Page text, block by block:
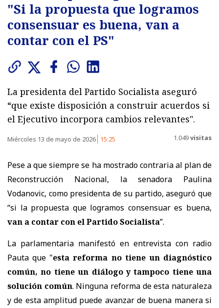
"Si la propuesta que logramos
consensuar es buena, van a
contar con el PS"
La presidenta del Partido Socialista aseguró
“que existe disposición a construir acuerdos si
el Ejecutivo incorpora cambios relevantes".
Miércoles 13 de mayo de 2026 15:25 1.049visitas
Pese a que siempre se ha mostrado contraria al plan de
Reconstrucción Nacional, la senadora Paulina
Vodanovic, como presidenta de su partido, aseguró que
“si la propuesta que logramos consensuar es buena,
van a contar con el Partido Socialista”.
La parlamentaria manifestó en entrevista con radio
Pauta que "esta reforma no tiene un diagnóstico
común, no tiene un diálogo y tampoco tiene una
solución común. Ninguna reforma de esta naturaleza
y de esta amplitud puede avanzar de buena manera si